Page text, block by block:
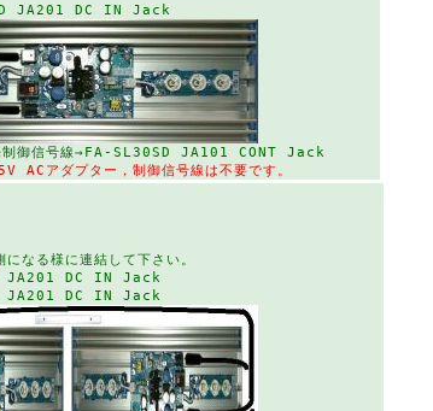
JA201 DC IN Jack
御信号線→FA-SL30SD JA101 CONT Jack
ACアダプター，制御信号線は不要です。
なる様に連結して下さい。
JA201 DC IN Jack
JA201 DC IN Jack